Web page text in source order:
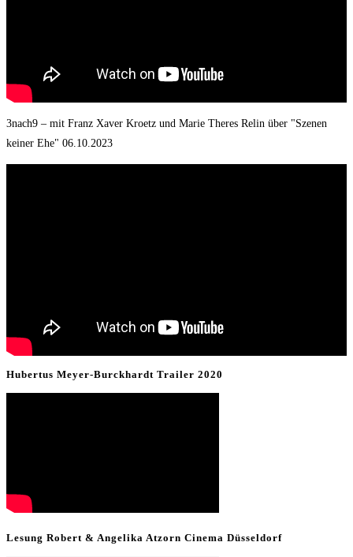
3nach9 – mit Franz Xaver Kroetz und Marie Theres Relin über "Szenen
keiner Ehe" 06.10.2023
Hubertus Meyer-Burckhardt Trailer 2020
Lesung Robert & Angelika Atzorn Cinema Düsseldorf